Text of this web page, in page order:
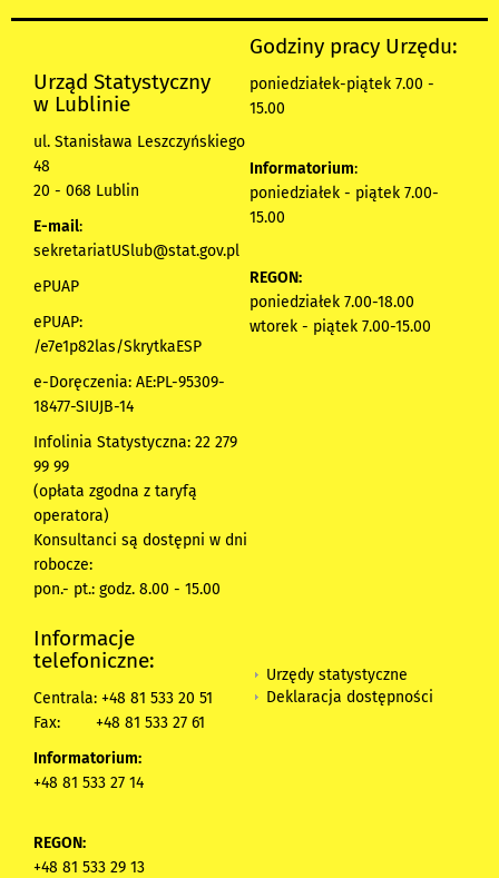
Urząd Statystyczny
w Lublinie
ul. Stanisława Leszczyńskiego
48
20 - 068 Lublin
E-mail:
sekretariatUSlub@stat.gov.pl
ePUAP
ePUAP:
/e7e1p82las/SkrytkaESP
e-Doręczenia: AE:PL-95309-
18477-SIUJB-14
Infolinia Statystyczna: 22 279
99 99
(opłata zgodna z taryfą
operatora)
Konsultanci są dostępni w dni
robocze:
pon.- pt.: godz. 8.00 - 15.00
Godziny pracy Urzędu:
poniedziałek-piątek 7.00 -
15.00
Informatorium:
poniedziałek - piątek 7.00-
15.00
REGON:
poniedziałek 7.00-18.00
wtorek - piątek 7.00-15.00
Informacje
telefoniczne:
Centrala: +48 81 533 20 51
Fax:
+48 81 533 27 61
Informatorium:
+48 81 533 27 14
REGON:
+48 81 533 29 13
Urzędy statystyczne
Deklaracja dostępności